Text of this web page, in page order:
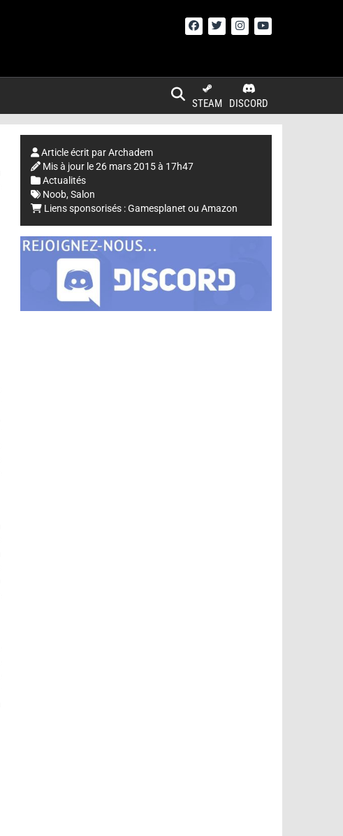
DISCORD
STEAM
Article écrit parArchadem
Mis à jour le26 mars 2015 à 17h47
Actualités
Noob, Salon
Liens sponsorisés :Gamesplanet ou Amazon